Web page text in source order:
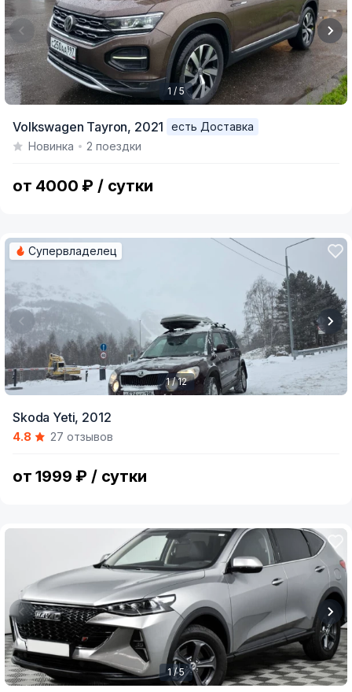
of
1 / 5
Volkswagen Tayron, 2021
есть Доставка
Новинка
2 поездки
от 4000 ₽ / сутки
of
Супервладелец
1 / 12
Skoda Yeti, 2012
4.8 27 отзывов
от 1999 ₽ / сутки
1 / 5